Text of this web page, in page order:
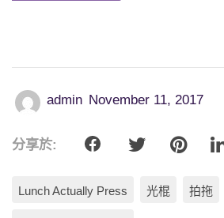
admin November 11, 2017
分享於:
Lunch Actually Press 光棍 拍拖